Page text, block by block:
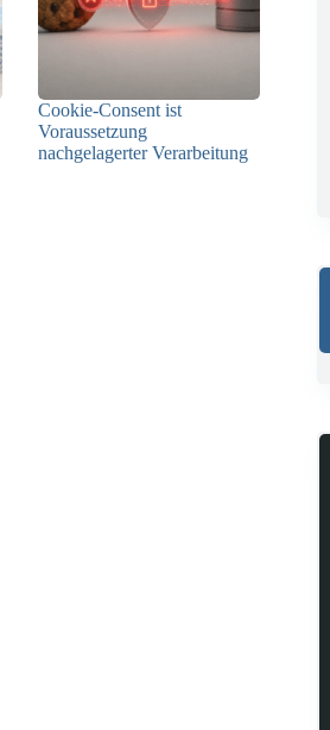
Cookie-Consent ist
Voraussetzung
nachgelagerter Verarbeitung